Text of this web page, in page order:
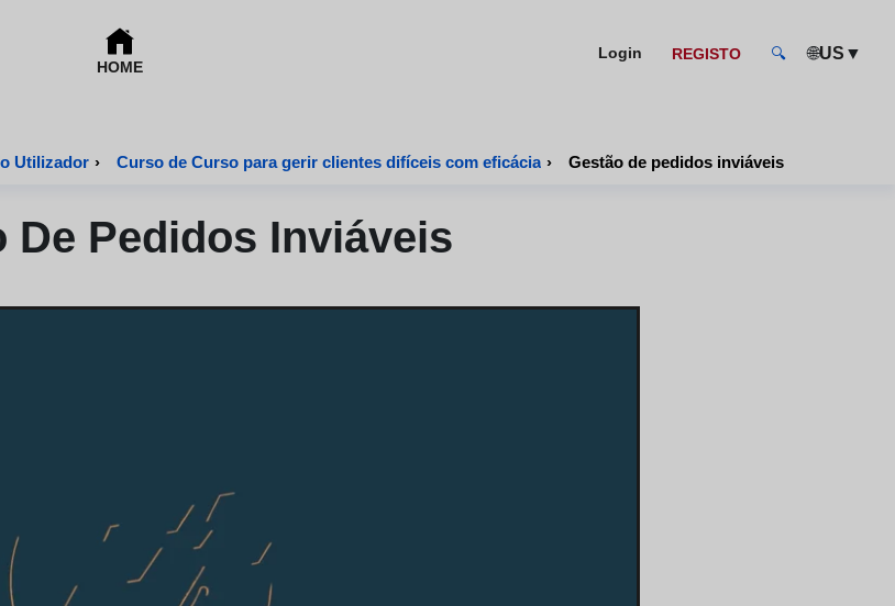
HOME
Login REGISTO 🔍 🌐US ▼
Utilizador › Curso de Curso para gerir clientes difíceis com eficácia › Gestão de pedidos inviáveis
De Pedidos Inviáveis